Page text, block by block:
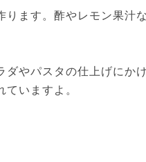
ます。酢やレモン果汁
やパスタの仕上げにか
いますよ。